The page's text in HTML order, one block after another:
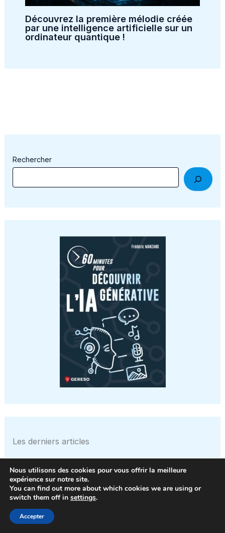
Découvrez la première mélodie créée
par une intelligence artificielle sur un
ordinateur quantique !
Rechercher
Les derniers articles
La Maison-Blanche s’interroge : qui, des
Nous utilisons des cookies pour vous offrir la meilleure
expérience sur notre site.
You can find out more about which cookies we are using or
switch them off in settings.
Accepter